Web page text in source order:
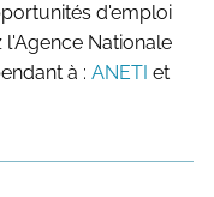
d'emploi
l'Agence Nationale
à : ANETI et